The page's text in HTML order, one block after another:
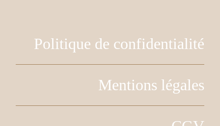
Politique de confidentialité
Mentions légales